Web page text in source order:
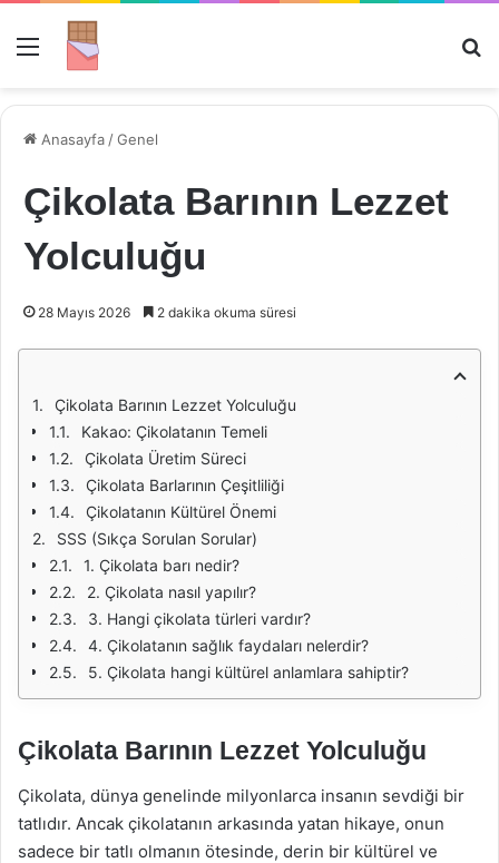
Menü
Anasayfa /Genel
Çikolata Barının Lezzet
Yolculuğu
28 Mayıs 2026 2 dakika okuma süresi
Çikolata Barının Lezzet Yolculuğu
Kakao: Çikolatanın Temeli
Çikolata Üretim Süreci
Çikolata Barlarının Çeşitliliği
Çikolatanın Kültürel Önemi
SSS (Sıkça Sorulan Sorular)
1. Çikolata barı nedir?
2. Çikolata nasıl yapılır?
3. Hangi çikolata türleri vardır?
4. Çikolatanın sağlık faydaları nelerdir?
5. Çikolata hangi kültürel anlamlara sahiptir?
Çikolata Barının Lezzet Yolculuğu
Çikolata, dünya genelinde milyonlarca insanın sevdiği bir
tatlıdır. Ancak çikolatanın arkasında yatan hikaye, onun
sadece bir tatlı olmanın ötesinde, derin bir kültürel ve